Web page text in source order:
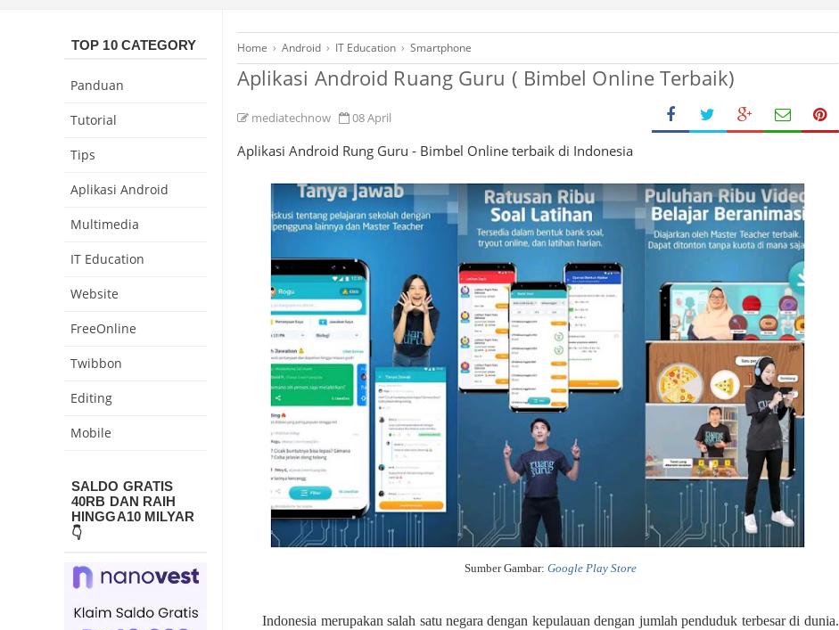
Home › Android › IT Education › Smartphone
Aplikasi Android Ruang Guru ( Bimbel Online Terbaik)
mediatechnow 08 April
Aplikasi Android Rung Guru - Bimbel Online terbaik di Indonesia
Sumber Gambar: Google Play Store
Indonesia merupakan salah satu negara dengan kepulauan dengan jumlah penduduk terbesar di dunia.
TOP 10 CATEGORY
Panduan
Tutorial
Tips
Aplikasi Android
Multimedia
IT Education
Website
FreeOnline
Twibbon
Editing
Mobile
SALDO GRATIS
40RB DAN RAIH
HINGGA10 MILYAR
👇